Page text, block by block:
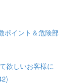
ポイント＆危険部
欲しいお客様に